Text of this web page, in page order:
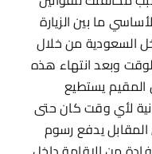
ما بين الزيارة
السعودية من خلال
وبعد انتهاء هذه
المقيم يستطيع
لأي وقت كان حتى
يدفع رسوم